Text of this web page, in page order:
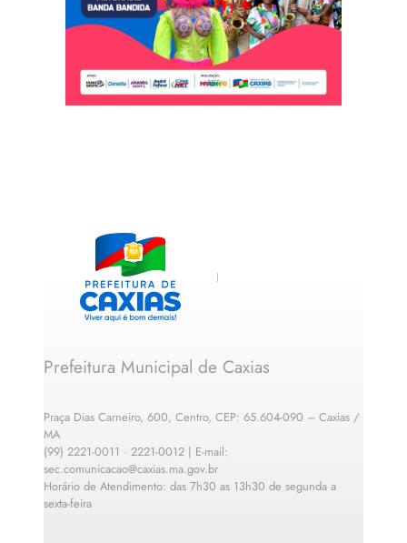
Prefeitura Municipal de Caxias
Praça Dias Carneiro, 600, Centro, CEP: 65.604-090 – Caxias /
MA
(99) 2221-0011 · 2221-0012 | E-mail:
sec.comunicacao@caxias.ma.gov.br
Horário de Atendimento: das 7h30 as 13h30 de segunda a
sexta-feira